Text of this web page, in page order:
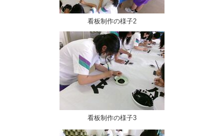
看板制作の様子2
看板制作の様子3